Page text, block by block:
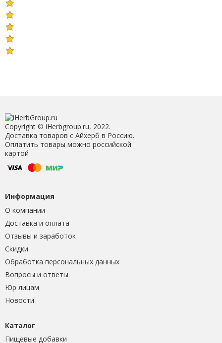
Copyright © iHerbgroup.ru, 2022.
Доставка товаров с Айхерб в Россию.
Оплатить товары можно российской
картой
Информация
О компании
Доставка и оплата
Отзывы и заработок
Скидки
Обработка персональных данных
Вопросы и ответы
Юр лицам
Новости
Каталог
Пищевые добавки